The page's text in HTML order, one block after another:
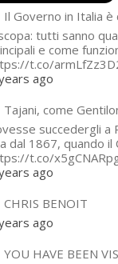
Il Governo in Italia è
tutti sanno
e come
t.co/
ago
Tajani, come
succedergli a
dal 1867, quando il
t.co/
ago
CHRIS BENOIT
ago
YOU HAVE BEEN